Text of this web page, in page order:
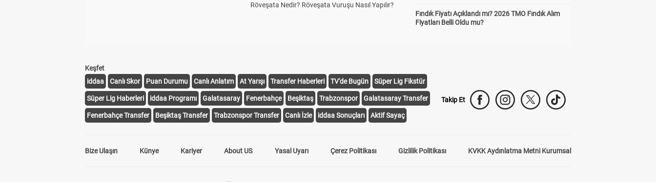
Röveşata Nedir? Röveşata Vuruşu Nasıl Yapılır?
Fındık Fiyatı Açıklandı mı? 2026 TMO Fındık Alım
Fiyatları Belli Oldu mu?
Keşfet
iddaa
Canlı Skor Puan Durumu Canlı Anlatım At Yarışı Transfer Haberleri TV'de Bugün Süper Lig Fikstür
Süper Lig Haberleri iddaa Programı Galatasaray Fenerbahçe Beşiktaş Trabzonspor Galatasaray Transfer
Fenerbahçe Transfer Beşiktaş Transfer Trabzonspor Transfer Canlı İzle iddaa Sonuçları Aktif Sayaç
Takip Et
Bize Ulaşın Künye Kariyer About US Yasal Uyarı Çerez Politikası Gizlilik Politikası KVKK Aydınlatma Metni Kurumsal